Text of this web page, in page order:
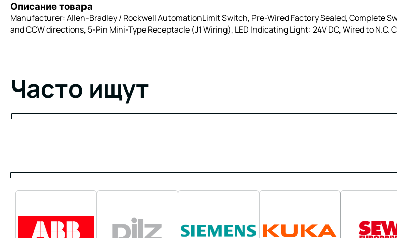
Описание товара
Manufacturer: Allen-Bradley / Rockwell AutomationLimit Switch, Pre-Wired Factory Sealed, Complete
and CCW directions, 5-Pin Mini-Type Receptacle (J1 Wiring), LED Indicating Light: 24V DC, Wired to N.C.
Часто ищут